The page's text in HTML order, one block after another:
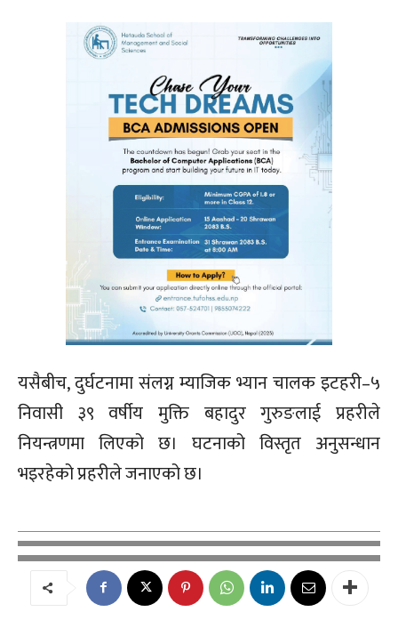
यसैबीच, दुर्घटनामा संलग्न म्याजिक भ्यान चालक इटहरी–५
निवासी ३९ वर्षीय मुक्ति बहादुर गुरुङलाई प्रहरीले
नियन्त्रणमा लिएको छ। घटनाको विस्तृत अनुसन्धान
भइरहेको प्रहरीले जनाएको छ।